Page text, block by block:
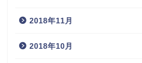
2018年11月
2018年10月